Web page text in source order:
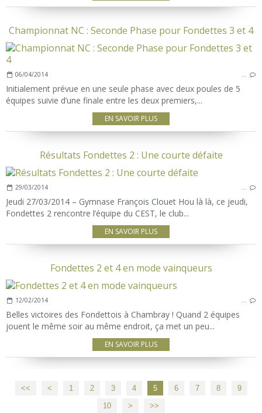
Championnat NC : Seconde Phase pour Fondettes 3 et 4
06/04/2014 …
Initialement prévue en une seule phase avec deux poules de 5
équipes suivie d’une finale entre les deux premiers,...
EN SAVOIR PLUS
Résultats Fondettes 2 : Une courte défaite
29/03/2014 …
Jeudi 27/03/2014 – Gymnase François Clouet Hou là là, ce jeudi,
Fondettes 2 rencontre l’équipe du CEST, le club...
EN SAVOIR PLUS
Fondettes 2 et 4 en mode vainqueurs
12/02/2014 …
Belles victoires des Fondettois à Chambray ! Quand 2 équipes
jouent le même soir au même endroit, ça met un peu...
EN SAVOIR PLUS
<< < 1 2 3 4 5 6 7 8
9
10
> >>